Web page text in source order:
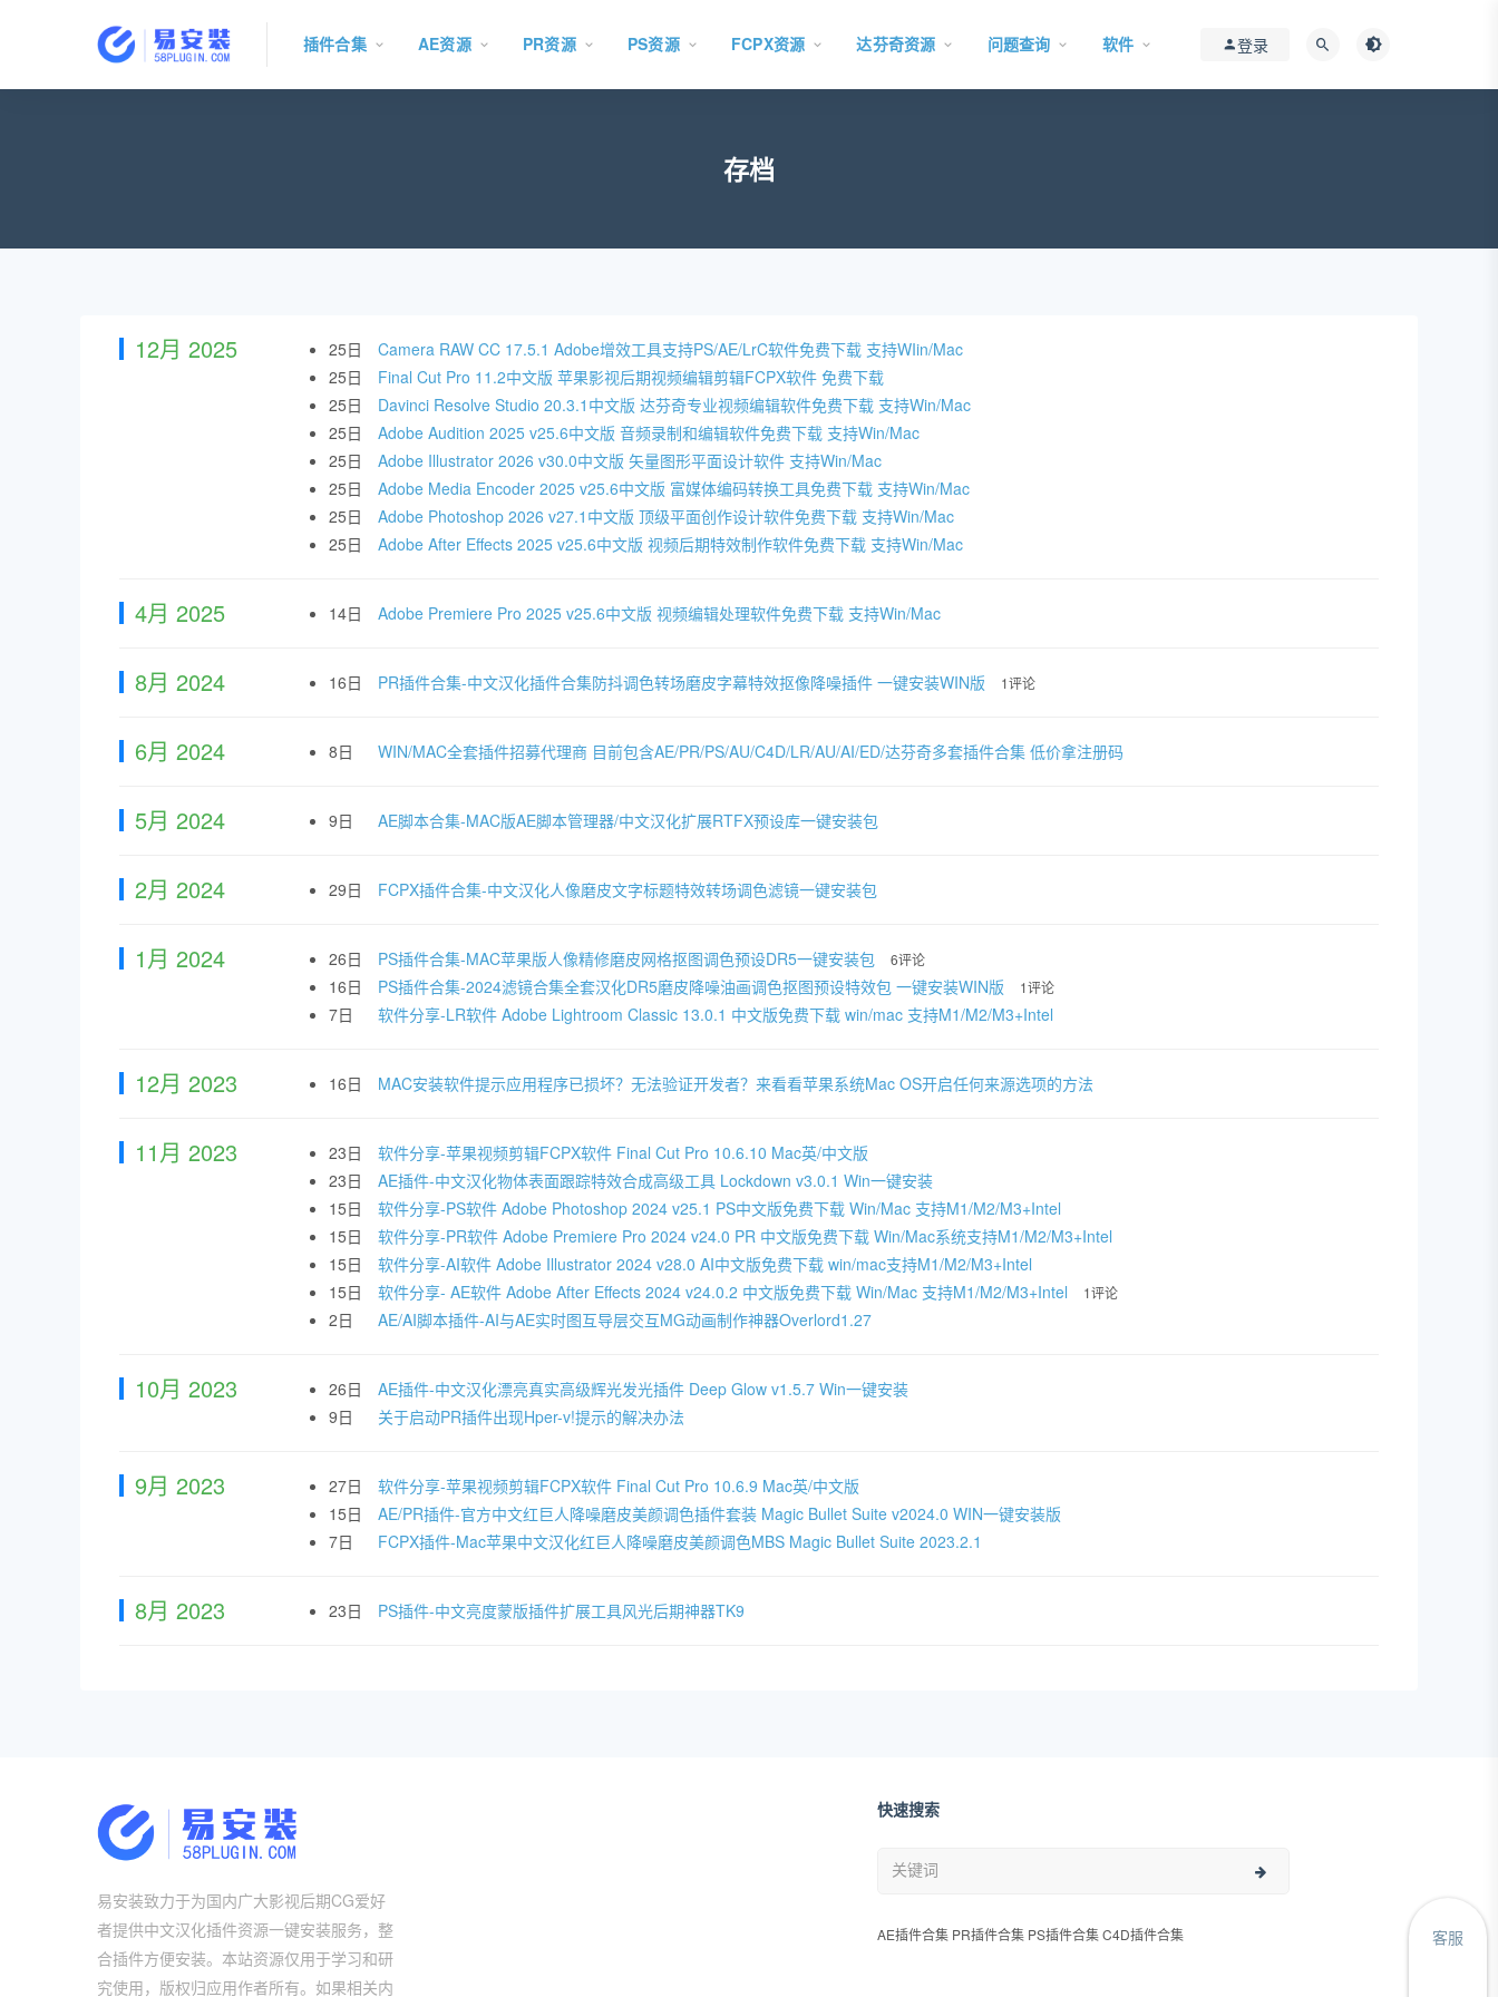
插件合集 AE资源 PR资源 PS资源 FCPX资源 达芬奇资源 问题查询 软件 登录
存档
12月 2025 25日
Camera RAW CC 17.5.1 Adobe增效工具支持PS/AE/LrC软件免费下载 支持WIin/Mac
25日
Final Cut Pro 11.2中文版 苹果影视后期视频编辑剪辑FCPX软件 免费下载
25日
Davinci Resolve Studio 20.3.1中文版 达芬奇专业视频编辑软件免费下载 支持Win/Mac
25日
Adobe Audition 2025 v25.6中文版 音频录制和编辑软件免费下载 支持Win/Mac
25日
Adobe Illustrator 2026 v30.0中文版 矢量图形平面设计软件 支持Win/Mac
25日
Adobe Media Encoder 2025 v25.6中文版 富媒体编码转换工具免费下载 支持Win/Mac
25日
Adobe Photoshop 2026 v27.1中文版 顶级平面创作设计软件免费下载 支持Win/Mac
25日
Adobe After Effects 2025 v25.6中文版 视频后期特效制作软件免费下载 支持Win/Mac
4月 2025 14日 Adobe Premiere Pro 2025 v25.6中文版 视频编辑处理软件免费下载 支持Win/Mac
8月 2024 16日 PR插件合集-中文汉化插件合集防抖调色转场磨皮字幕特效抠像降噪插件 一键安装WIN版 1评论
6月 2024 8日 WIN/MAC全套插件招募代理商 目前包含AE/PR/PS/AU/C4D/LR/AU/AI/ED/达芬奇多套插件合集 低价拿注册码
5月 2024 9日 AE脚本合集-MAC版AE脚本管理器/中文汉化扩展RTFX预设库一键安装包
2月 2024 29日 FCPX插件合集-中文汉化人像磨皮文字标题特效转场调色滤镜一键安装包
1月 2024 26日 PS插件合集-MAC苹果版人像精修磨皮网格抠图调色预设DR5一键安装包 6评论
16日 PS插件合集-2024滤镜合集全套汉化DR5磨皮降噪油画调色抠图预设特效包 一键安装WIN版 1评论
7日 软件分享-LR软件 Adobe Lightroom Classic 13.0.1 中文版免费下载 win/mac 支持M1/M2/M3+Intel
12月 2023 16日 MAC安装软件提示应用程序已损坏？无法验证开发者？来看看苹果系统Mac OS开启任何来源选项的方法
11月 2023 23日
软件分享-苹果视频剪辑FCPX软件 Final Cut Pro 10.6.10 Mac英/中文版
23日
AE插件-中文汉化物体表面跟踪特效合成高级工具 Lockdown v3.0.1 Win一键安装
15日
软件分享-PS软件 Adobe Photoshop 2024 v25.1 PS中文版免费下载 Win/Mac 支持M1/M2/M3+Intel
15日
软件分享-PR软件 Adobe Premiere Pro 2024 v24.0 PR 中文版免费下载 Win/Mac系统支持M1/M2/M3+Intel
15日
软件分享-AI软件 Adobe Illustrator 2024 v28.0 AI中文版免费下载 win/mac支持M1/M2/M3+Intel
15日
软件分享- AE软件 Adobe After Effects 2024 v24.0.2 中文版免费下载 Win/Mac 支持M1/M2/M3+Intel 1评论
2日 AE/AI脚本插件-AI与AE实时图互导层交互MG动画制作神器Overlord1.27
10月 2023 26日
AE插件-中文汉化漂亮真实高级辉光发光插件 Deep Glow v1.5.7 Win一键安装
9日
关于启动PR插件出现Hper-v!提示的解决办法
9月 2023 27日
软件分享-苹果视频剪辑FCPX软件 Final Cut Pro 10.6.9 Mac英/中文版
15日
AE/PR插件-官方中文红巨人降噪磨皮美颜调色插件套装 Magic Bullet Suite v2024.0 WIN一键安装版
7日
FCPX插件-Mac苹果中文汉化红巨人降噪磨皮美颜调色MBS Magic Bullet Suite 2023.2.1
8月 2023 23日 PS插件-中文亮度蒙版插件扩展工具风光后期神器TK9
易安装致力于为国内广大影视后期CG爱好
者提供中文汉化插件资源一键安装服务，整
合插件方便安装。本站资源仅用于学习和研
究使用，版权归应用作者所有。如果相关内
快速搜索
AE插件合集 PR插件合集 PS插件合集 C4D插件合集 客服